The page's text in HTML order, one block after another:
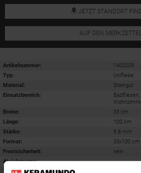
JETZT STANDORT
AUF DEN
Artikelnummer:
1402209
Typ:
Unifliese
Material:
Steingut
Einsatzbereich:
Badfliesen,
Breite:
33 cm
Länge:
100 cm
Stärke:
9.8 mm
Format:
33x100 cm
Frostsicherheit:
nein
Abriebgruppe:
-
Trittsicherheit barfuß: